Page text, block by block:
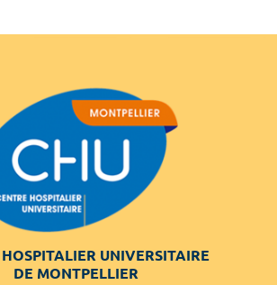
UNIVERSITAIRE
DE MONTPELLIER